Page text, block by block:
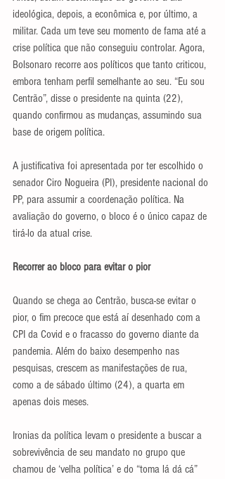
ideológica, depois, a econômica e, por último, a
militar. Cada um teve seu momento de fama até a
crise política que não conseguiu controlar. Agora,
Bolsonaro recorre aos políticos que tanto criticou,
embora tenham perfil semelhante ao seu. “Eu sou
Centrão”, disse o presidente na quinta (22),
quando confirmou as mudanças, assumindo sua
base de origem política.
A justificativa foi apresentada por ter escolhido o
senador Ciro Nogueira (PI), presidente nacional do
PP, para assumir a coordenação política. Na
avaliação do governo, o bloco é o único capaz de
tirá-lo da atual crise.
Recorrer ao bloco para evitar o pior
Quando se chega ao Centrão, busca-se evitar o
pior, o fim precoce que está aí desenhado com a
CPI da Covid e o fracasso do governo diante da
pandemia. Além do baixo desempenho nas
pesquisas, crescem as manifestações de rua,
como a de sábado último (24), a quarta em
apenas dois meses.
Ironias da política levam o presidente a buscar a
sobrevivência de seu mandato no grupo que
chamou de ‘velha política’ e do “toma lá dá cá”